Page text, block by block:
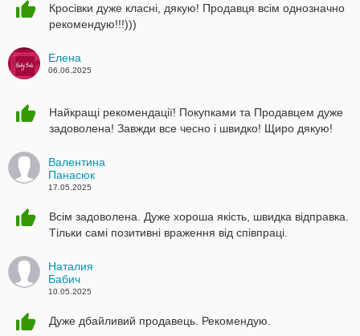
Кросівки дуже класні, дякую! Продавця всім однозначно
рекомендую!!!)))
Елена
06.06.2025
Найкращі рекомендації! Покупками та Продавцем дуже
задоволена! Завжди все чесно і швидко! Щиро дякую!
Валентина
Панасюк
17.05.2025
Всім задоволена. Дуже хороша якість, швидка відправка.
Тільки самі позитивні враження від співпраці.
Наталия
Бабич
10.05.2025
Дуже дбайливий продавець. Рекомендую.